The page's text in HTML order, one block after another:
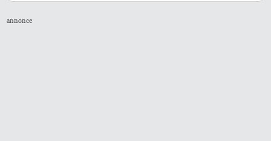
annonce